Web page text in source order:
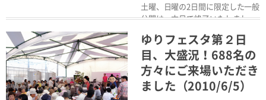
土曜、日曜の2日間に限定した一般
公開は、本日で終了いたしまし
をいただくシステムに...
Read More
ゆりフェスタ第２日
目、大盛況！688名の
方々にご来場いただき
ました（2010/6/5）